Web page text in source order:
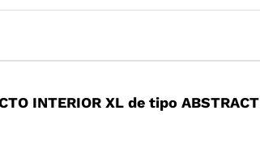
INTERIOR XL de tipo ABSTRACT